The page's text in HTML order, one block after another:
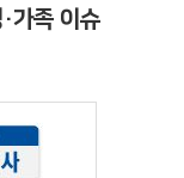
족 이슈